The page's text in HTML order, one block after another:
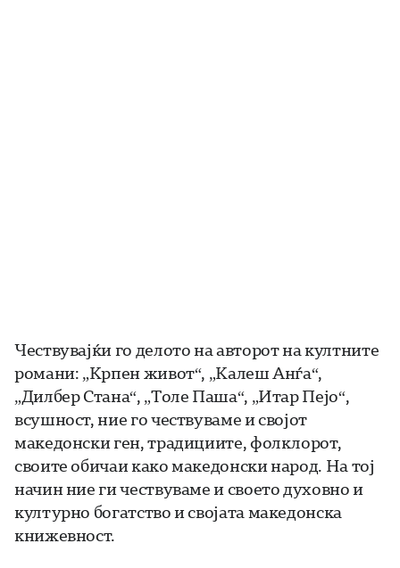
Чествувајќи го делото на авторот на култните
романи: „Крпен живот“, „Калеш Анѓа“,
„Дилбер Стана“, „Толе Паша“, „Итар Пејо“,
всушност, ние го чествуваме и својот
македонски ген, традициите, фолклорот,
своите обичаи како македонски народ. На тој
начин ние ги чествуваме и своето духовно и
културно богатство и својата македонска
книжевност.